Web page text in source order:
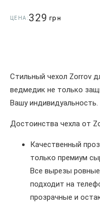
ЦЕНА:329 грн
Стильный чехол Zorrov
ведмедик не только
Вашу индивидуальность.
Достоинства чехла от
Качественный
только премиум
Все вырезы
подходит на
прозрачные и